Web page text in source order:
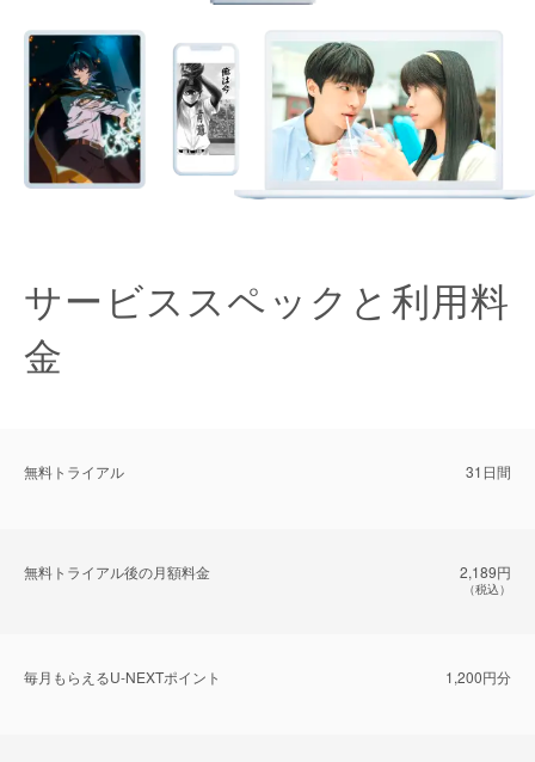
サービススペックと利用料
金
無料トライアル 31日間
無料トライアル後の⽉額料金 2,189円
（税込）
毎⽉もらえるU-NEXTポイント 1,200円分